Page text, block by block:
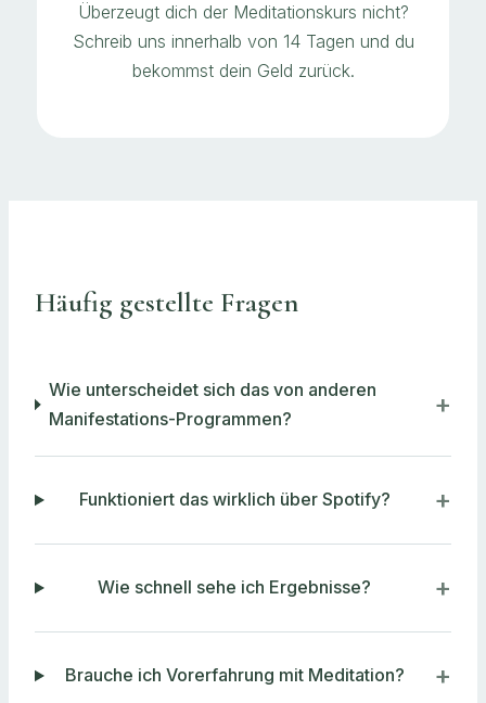
Überzeugt dich der Meditationskurs nicht?
Schreib uns innerhalb von 14 Tagen und du
bekommst dein Geld zurück.
Häufig gestellte Fragen
Wie unterscheidet sich das von anderen
Manifestations-Programmen?
Funktioniert das wirklich über Spotify?
Wie schnell sehe ich Ergebnisse?
Brauche ich Vorerfahrung mit Meditation?